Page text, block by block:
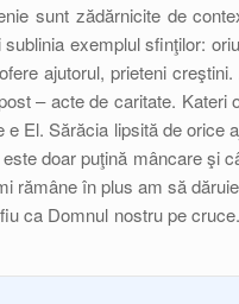
sunt zădărnicite de
exemplul sfinţilor:
ajutorul, prieteni
– acte de caritate. Kateri
El. Sărăcia lipsită de orice
doar puţină mâncare şi
rămâne în plus am să
ca Domnul nostru pe